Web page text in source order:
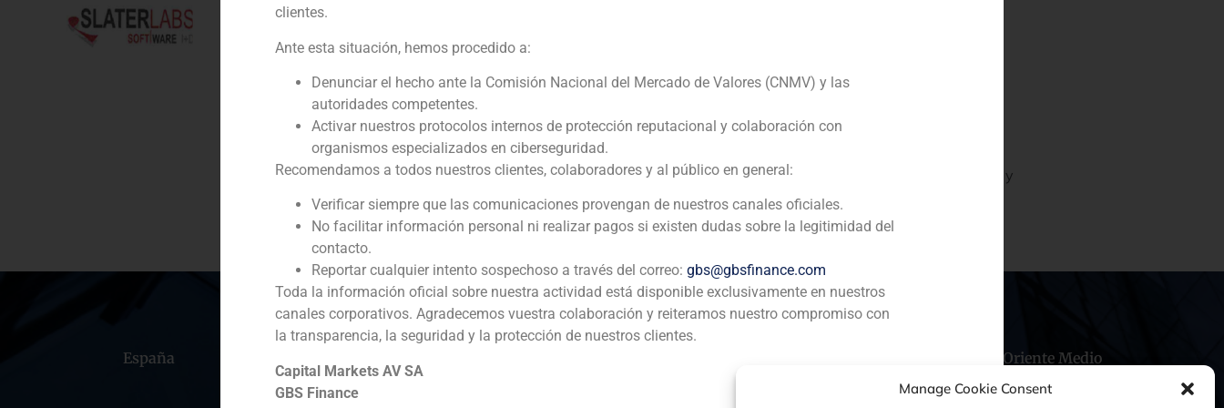
Manage Cookie Consent
Cliente:
SlaterLabs
Servicio / Sector
Corporate Finance, TMT (Telecomunicaciones, Medios de Comunicación y Tecnología)
Descripción
GBS Finance actuó como asesor financiero de SlaterLabs en la entrada de nuevos
inversores privados mediante una ampliación de capital. SlaterLabs es una empresa
dedicada al comercio, alquiler, distribución y comercialización de equipos informáticos y
software.
España Oriente Medio
clientes.
Ante esta situación, hemos procedido a:
Denunciar el hecho ante la Comisión Nacional del Mercado de Valores (CNMV) y las
autoridades competentes.
Activar nuestros protocolos internos de protección reputacional y colaboración con
organismos especializados en ciberseguridad.
Recomendamos a todos nuestros clientes, colaboradores y al público en general:
Verificar siempre que las comunicaciones provengan de nuestros canales oficiales.
No facilitar información personal ni realizar pagos si existen dudas sobre la legitimidad del
contacto.
Reportar cualquier intento sospechoso a través del correo: gbs@gbsfinance.com
Toda la información oficial sobre nuestra actividad está disponible exclusivamente en nuestros
canales corporativos. Agradecemos vuestra colaboración y reiteramos nuestro compromiso con
la transparencia, la seguridad y la protección de nuestros clientes.
Capital Markets AV SA
GBS Finance